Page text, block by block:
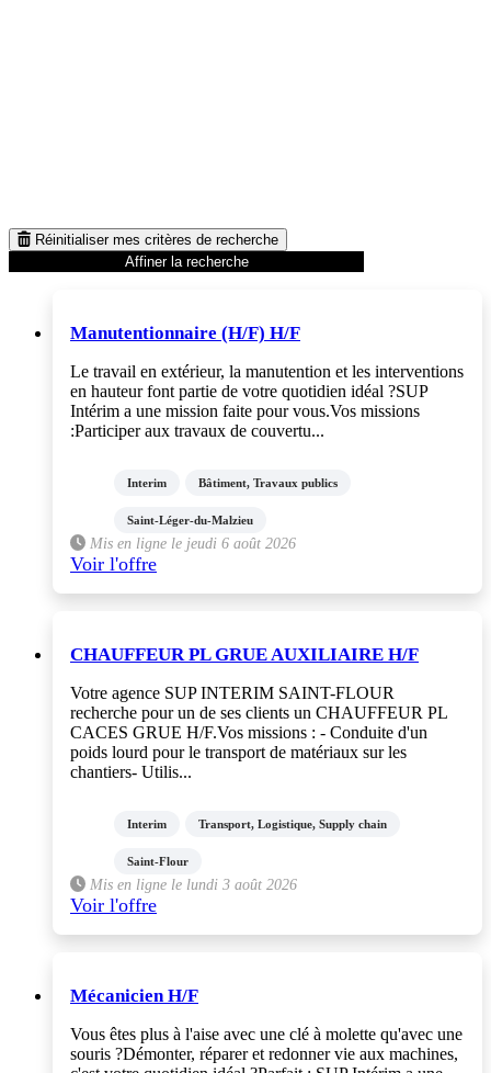
Réinitialiser mes critères de recherche
Affiner la recherche
Manutentionnaire (H/F) H/F
Le travail en extérieur, la manutention et les interventions
en hauteur font partie de votre quotidien idéal ?SUP
Intérim a une mission faite pour vous.Vos missions
:Participer aux travaux de couvertu...
Interim Bâtiment, Travaux publics
Saint-Léger-du-Malzieu
Mis en ligne le jeudi 6 août 2026
Voir l'offre
CHAUFFEUR PL GRUE AUXILIAIRE H/F
Votre agence SUP INTERIM SAINT-FLOUR
recherche pour un de ses clients un CHAUFFEUR PL
CACES GRUE H/F.Vos missions : - Conduite d'un
poids lourd pour le transport de matériaux sur les
chantiers- Utilis...
Interim Transport, Logistique, Supply chain
Saint-Flour
Mis en ligne le lundi 3 août 2026
Voir l'offre
Mécanicien H/F
Vous êtes plus à l'aise avec une clé à molette qu'avec une
souris ?Démonter, réparer et redonner vie aux machines,